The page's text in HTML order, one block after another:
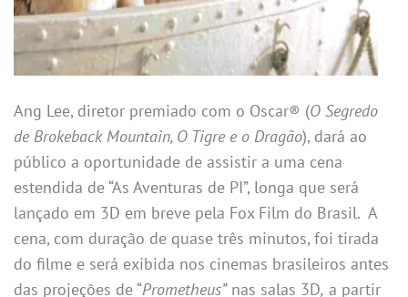
Ang Lee, diretor premiado com o Oscar® (O Segredo
de Brokeback Mountain, O Tigre e o Dragão), dará ao
público a oportunidade de assistir a uma cena
estendida de “As Aventuras de PI”, longa que será
lançado em 3D em breve pela Fox Film do Brasil. A
cena, com duração de quase três minutos, foi tirada
do filme e será exibida nos cinemas brasileiros antes
das projeções de “Prometheus”nas salas 3D, a partir